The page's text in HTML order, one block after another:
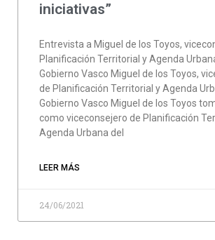
iniciativas”
Entrevista a Miguel de los Toyos,
Planificación Territorial y Agenda
Gobierno Vasco Miguel de los Toyos,
de Planificación Territorial y Agenda
Gobierno Vasco Miguel de los Toyos
como viceconsejero de Planificación
Agenda Urbana del
LEER MÁS
24/06/2021